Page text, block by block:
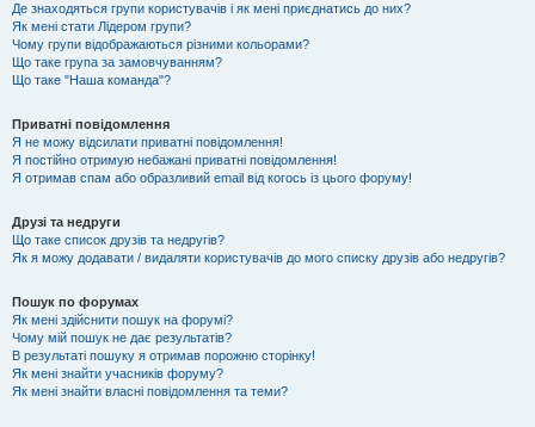
Де знаходяться групи користувачів і як мені приєднатись до них?
Як мені стати Лідером групи?
Чому групи відображаються різними кольорами?
Що таке група за замовчуванням?
Що таке "Наша команда"?
Приватні повідомлення
Я не можу відсилати приватні повідомлення!
Я постійно отримую небажані приватні повідомлення!
Я отримав спам або образливий email від когось із цього форуму!
Друзі та недруги
Що таке список друзів та недругів?
Як я можу додавати / видаляти користувачів до мого списку друзів або недругів?
Пошук по форумах
Як мені здійснити пошук на форумі?
Чому мій пошук не дає результатів?
В результаті пошуку я отримав порожню сторінку!
Як мені знайти учасників форуму?
Як мені знайти власні повідомлення та теми?